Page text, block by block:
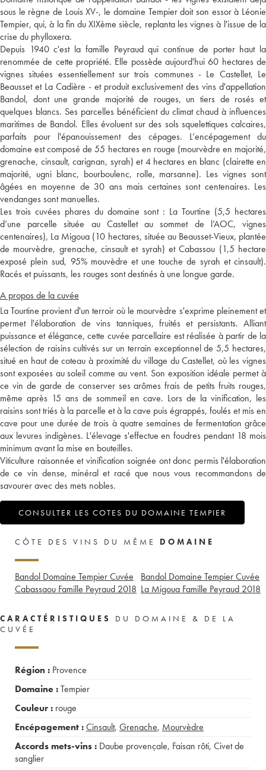
sous le règne de Louis XV-, le domaine Tempier doit son essor à Léonie
Tempier, qui, à la fin du XIXème siècle, replanta les vignes à l'issue de la
crise du phylloxera.
Depuis 1940 c'est la famille Peyraud qui continue de porter haut la
renommée de cette propriété. Elle possède aujourd'hui 60 hectares de
vignes situées essentiellement sur trois communes - Le Castellet, Le
Beausset et La Cadière - et produit exclusivement des vins d'appellation
Bandol, dont une grande majorité de rouges, un tiers de rosés et
quelques blancs. Ses parcelles bénéficient du climat chaud à influences
maritimes de Bandol. Elles évoluent sur des sols squelettiques calcaires,
parfaits pour l'épanouissement des cépages. L’encépagement du
domaine est composé de 55 hectares en rouge (mourvèdre en majorité,
grenache, cinsault, carignan, syrah) et 4 hectares en blanc (clairette en
majorité, ugni blanc, bourboulenc, rolle, marsanne). Les vignes sont
âgées en moyenne de 30 ans mais certaines sont centenaires. Les
vendanges sont manuelles.
Les trois cuvées phares du domaine sont : La Tourtine (5,5 hectares
d’une parcelle située au Castellet au sommet de l’AOC, vignes
centenaires), La Migoua (10 hectares, située au Beausset-Vieux, plantée
de mourvèdre, grenache, cinsault et syrah) et Cabassou (1,5 hectare
exposé plein sud, 95% mouvèdre et une touche de syrah et cinsault).
Racés et puissants, les rouges sont destinés à une longue garde.
A propos de la cuvée
La Tourtine provient d'un terroir où le mourvèdre s'exprime pleinement et
permet l'élaboration de vins tanniques, fruités et persistants. Alliant
puissance et élégance, cette cuvée parcellaire est réalisée à partir de la
sélection de raisins cultivés sur un terrain exceptionnel de 5,5 hectares,
situé en haut de coteau à proximité du village du Castellet, où les vignes
sont exposées au soleil comme au vent. Son exposition idéale permet à
ce vin de garde de conserver ses arômes frais de petits fruits rouges,
même après 15 ans de sommeil en cave. Lors de la vinification, les
raisins sont triés à la parcelle et à la cave puis égrappés, foulés et mis en
cave pour une durée de trois à quatre semaines de fermentation grâce
aux levures indigènes. L'élevage s'effectue en foudres pendant 18 mois
minimum avant la mise en bouteilles.
Viticulture raisonnée et vinification soignée ont donc permis l'élaboration
de ce vin dense, minéral et racé que nous vous recommandons de
savourer avec des mets nobles.
CONSULTER LES COTES DU DOMAINE TEMPIER
CÔTE DES VINS DU MÊME DOMAINE
Bandol Domaine Tempier Cuvée
Cabassaou Famille Peyraud 2018
Bandol Domaine Tempier Cuvée
La Migoua Famille Peyraud 2018
CARACTÉRISTIQUES
DU DOMAINE & DE LA
CUVÉE
Région : Provence
Domaine :Tempier
Couleur : rouge
Encépagement :Cinsault, Grenache, Mourvèdre
Accords mets-vins : Daube provençale, Faisan rôti, Civet de
sanglier